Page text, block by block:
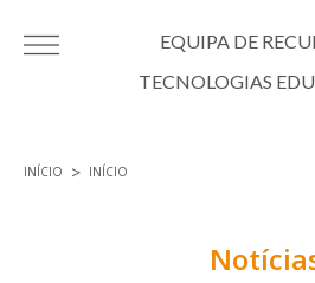
EQUIPA DE
TECNOLOGIAS
INÍCIO INÍCIO